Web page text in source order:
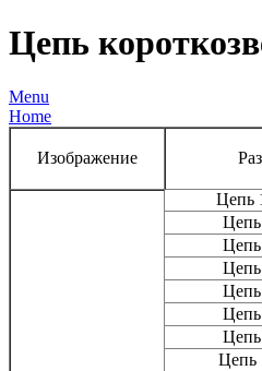
Цепь
Menu
Home
Изображение
Цепь
Цепь